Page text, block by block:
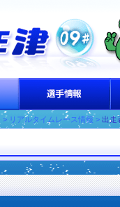
> リアルタイムレース情報 > 出走